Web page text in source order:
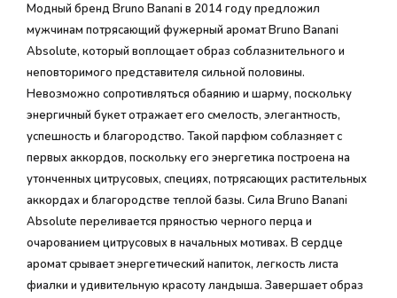
Модный бренд Bruno Banani в 2014 году предложил
мужчинам потрясающий фужерный аромат Bruno Banani
Absolute, который воплощает образ соблазнительного и
неповторимого представителя сильной половины.
Невозможно сопротивляться обаянию и шарму, поскольку
энергичный букет отражает его смелость, элегантность,
успешность и благородство. Такой парфюм соблазняет с
первых аккордов, поскольку его энергетика построена на
утонченных цитрусовых, специях, потрясающих растительных
аккордах и благородстве теплой базы. Сила Bruno Banani
Absolute переливается пряностью черного перца и
очарованием цитрусовых в начальных мотивах. В сердце
аромат срывает энергетический напиток, легкость листа
фиалки и удивительную красоту ландыша. Завершает образ